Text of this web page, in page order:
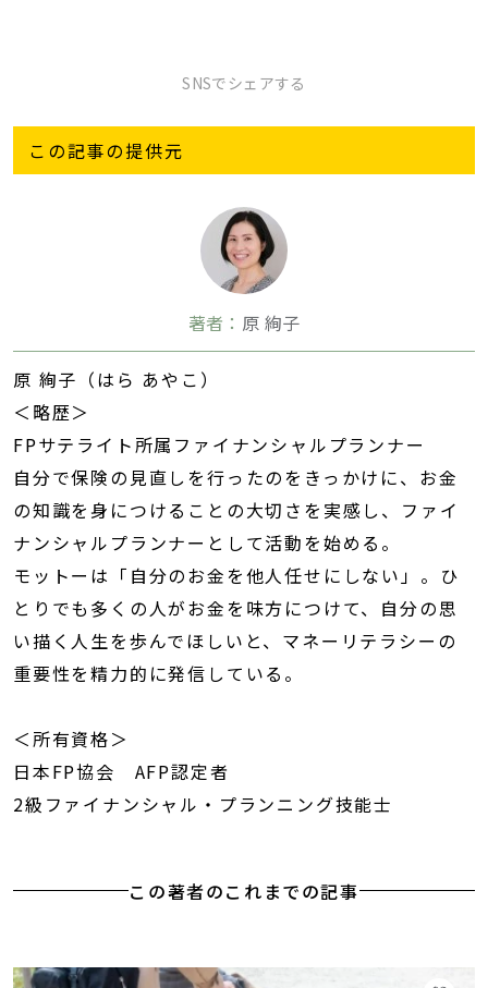
SNSでシェアする
この記事の提供元
著者： 原 絢子
原 絢子（はら あやこ）
＜略歴＞
FPサテライト所属ファイナンシャルプランナー
自分で保険の見直しを行ったのをきっかけに、お金
の知識を身につけることの大切さを実感し、ファイ
ナンシャルプランナーとして活動を始める。
モットーは「自分のお金を他人任せにしない」。ひ
とりでも多くの人がお金を味方につけて、自分の思
い描く人生を歩んでほしいと、マネーリテラシーの
重要性を精力的に発信している。
＜所有資格＞
日本FP協会 AFP認定者
2級ファイナンシャル・プランニング技能士
この著者のこれまでの記事